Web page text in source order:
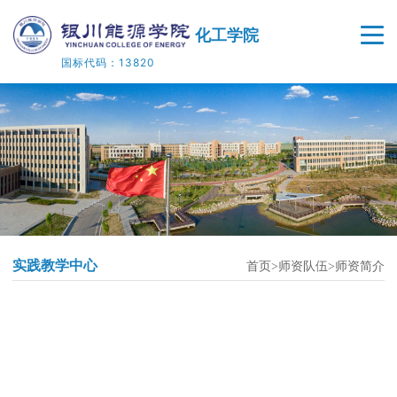
化工学院
国标代码：13820
学院概况
师资队伍
人才培养
教学科研
实践教学中心 首页 师资队伍 师资简介